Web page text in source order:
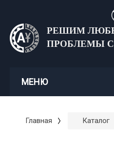
РЕШИМ
ПРОБЛЕМЫ
МЕНЮ
Главная Каталог